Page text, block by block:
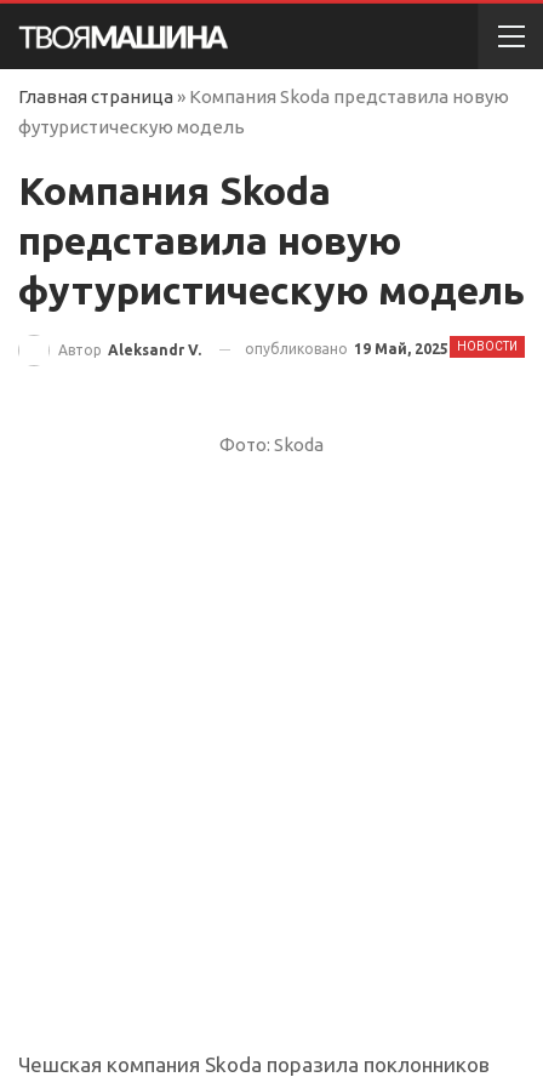
Главная страница » Компания Skoda представила новую
футуристическую модель
Компания Skoda
представила новую
футуристическую модель
НОВОСТИ
Автор Aleksandr V. опубликовано 19 Май, 2025
Фото: Skoda
Чешская компания Skoda поразила поклонников